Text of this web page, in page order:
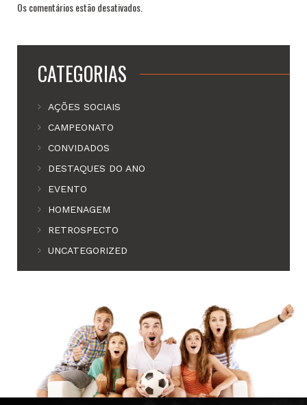
Os comentários estão desativados.
CATEGORIAS
AÇÕES SOCIAIS
CAMPEONATO
CONVIDADOS
DESTAQUES DO ANO
EVENTO
HOMENAGEM
RETROSPECTO
UNCATEGORIZED